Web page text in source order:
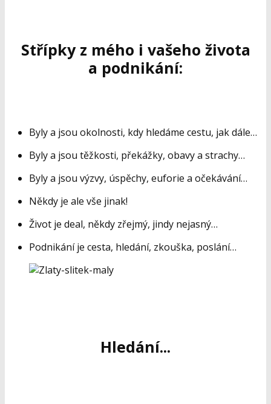
Střípky z mého i vašeho života
a podnikání:
Byly a jsou okolnosti, kdy hledáme cestu, jak dále…
Byly a jsou těžkosti, překážky, obavy a strachy…
Byly a jsou výzvy, úspěchy, euforie a očekávání…
Někdy je ale vše jinak!
Život je deal, někdy zřejmý, jindy nejasný…
Podnikání je cesta, hledání, zkouška, poslání…
Hledání...